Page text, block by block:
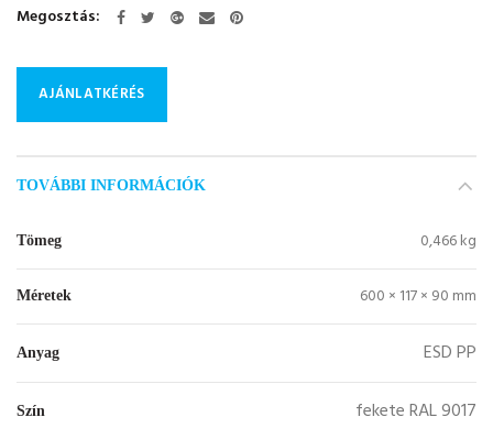
Megosztás
AJÁNLATKÉRÉS
TOVÁBBI INFORMÁCIÓK
Tömeg 0,466 kg
Méretek 600 × 117 × 90 mm
Anyag ESD PP
Szín fekete RAL 9017